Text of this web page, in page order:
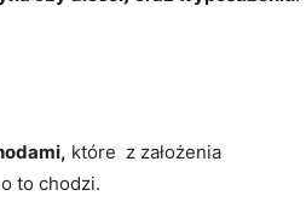
które z założenia
to chodzi.